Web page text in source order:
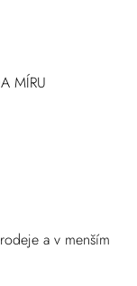
MÍRU
a v menším